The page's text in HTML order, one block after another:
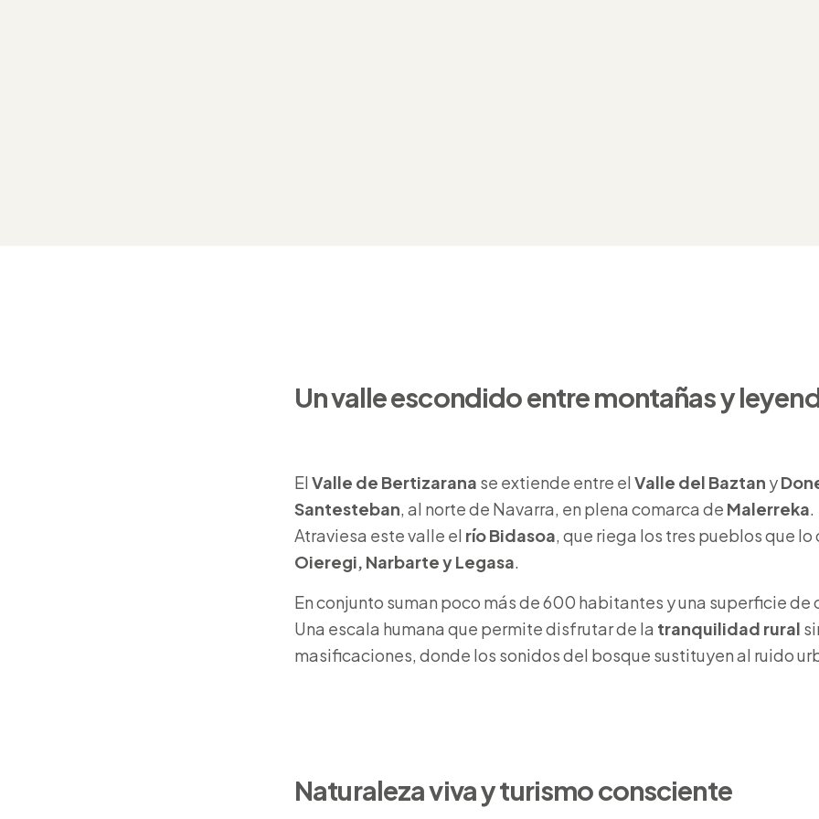
Un valle escondido entre montañas y
El Valle de Bertizarana se extiende entre el Valle del Baztan y
Santesteban, al norte de Navarra, en plena comarca de Malerreka.
Atraviesa este valle el río Bidasoa, que riega los tres pueblos que
Oieregi, Narbarte y Legasa.
En conjunto suman poco más de 600 habitantes y una superficie de
Una escala humana que permite disfrutar de la tranquilidad rural
masificaciones, donde los sonidos del bosque sustituyen al ruido
Naturaleza viva y turismo consciente